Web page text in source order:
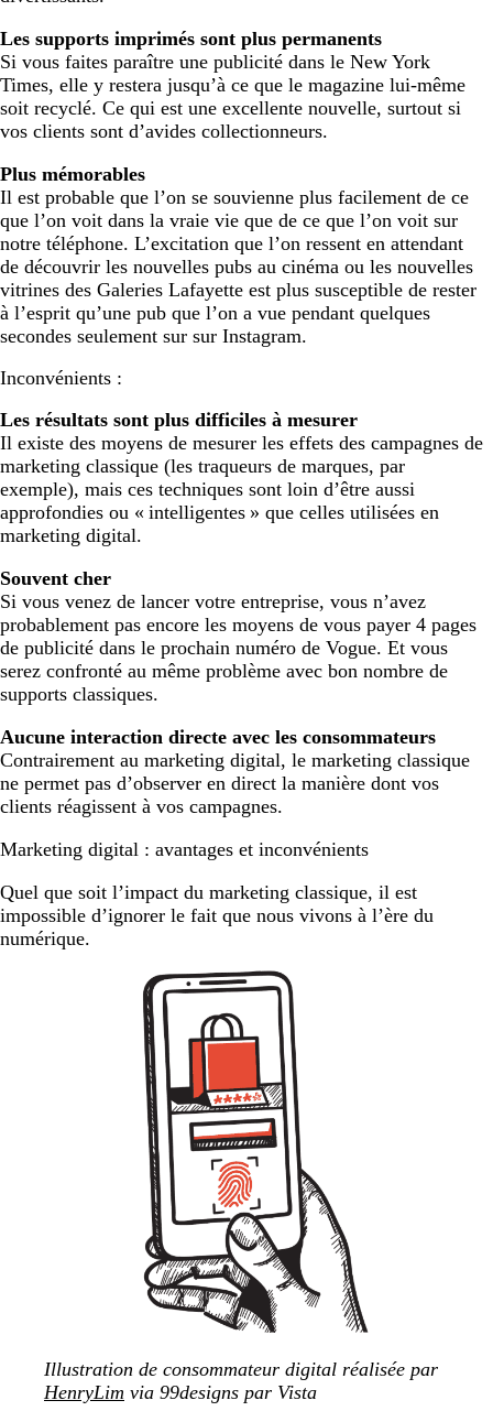
Les supports imprimés sont plus permanents
Si vous faites paraître une publicité dans le New York
Times, elle y restera jusqu’à ce que le magazine lui-même
soit recyclé. Ce qui est une excellente nouvelle, surtout si
vos clients sont d’avides collectionneurs.
Plus mémorables
Il est probable que l’on se souvienne plus facilement de ce
que l’on voit dans la vraie vie que de ce que l’on voit sur
notre téléphone. L’excitation que l’on ressent en attendant
de découvrir les nouvelles pubs au cinéma ou les nouvelles
vitrines des Galeries Lafayette est plus susceptible de rester
à l’esprit qu’une pub que l’on a vue pendant quelques
secondes seulement sur sur Instagram.
Inconvénients :
Les résultats sont plus difficiles à mesurer
Il existe des moyens de mesurer les effets des campagnes de
marketing classique (les traqueurs de marques, par
exemple), mais ces techniques sont loin d’être aussi
approfondies ou « intelligentes » que celles utilisées en
marketing digital.
Souvent cher
Si vous venez de lancer votre entreprise, vous n’avez
probablement pas encore les moyens de vous payer 4 pages
de publicité dans le prochain numéro de Vogue. Et vous
serez confronté au même problème avec bon nombre de
supports classiques.
Aucune interaction directe avec les consommateurs
Contrairement au marketing digital, le marketing classique
ne permet pas d’observer en direct la manière dont vos
clients réagissent à vos campagnes.
Marketing digital : avantages et inconvénients
Quel que soit l’impact du marketing classique, il est
impossible d’ignorer le fait que nous vivons à l’ère du
numérique.
Illustration de consommateur digital réalisée par
HenryLim via 99designs par Vista